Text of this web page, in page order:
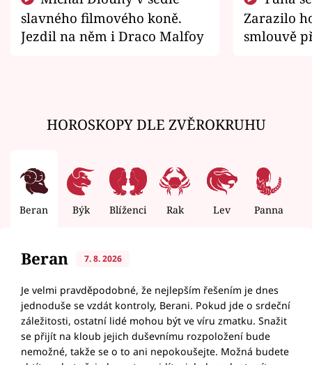
slavného filmového koně.
Jezdil na něm i Draco Malfoy
Zarazilo
smlouvě
HOROSKOPY DLE ZVĚROKRUHU
Beran Býk Blíženci Rak Lev Panna
Beran 7. 8. 2026
Je velmi pravděpodobné, že nejlepším řešením je dnes
jednoduše se vzdát kontroly, Berani. Pokud jde o srdeční
záležitosti, ostatní lidé mohou být ve víru zmatku. Snažit
se přijít na kloub jejich duševnímu rozpoložení bude
nemožné, takže se o to ani nepokoušejte. Možná budete